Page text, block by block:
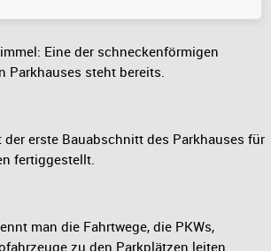
Eine der schneckenförmigen
Parkhauses steht bereits.
der erste Bauabschnitt des Parkhauses für
fertiggestellt.
man die Fahrtwege, die PKWs,
zu den Parkplätzen leiten